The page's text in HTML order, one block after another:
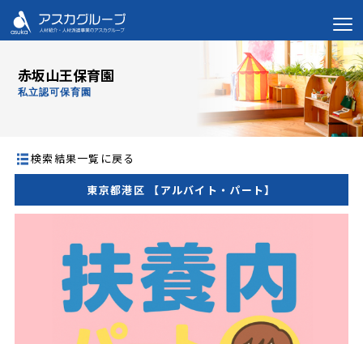
赤坂山王保育園
私立認可保育園
検索結果一覧に戻る
東京都港区 【アルバイト・パート】